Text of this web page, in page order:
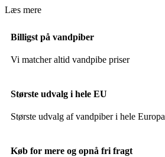
Læs mere
Billigst på vandpiber
Vi matcher altid vandpibe priser
Største udvalg i hele EU
Største udvalg af vandpiber i hele Europa
Køb for mere og opnå fri fragt